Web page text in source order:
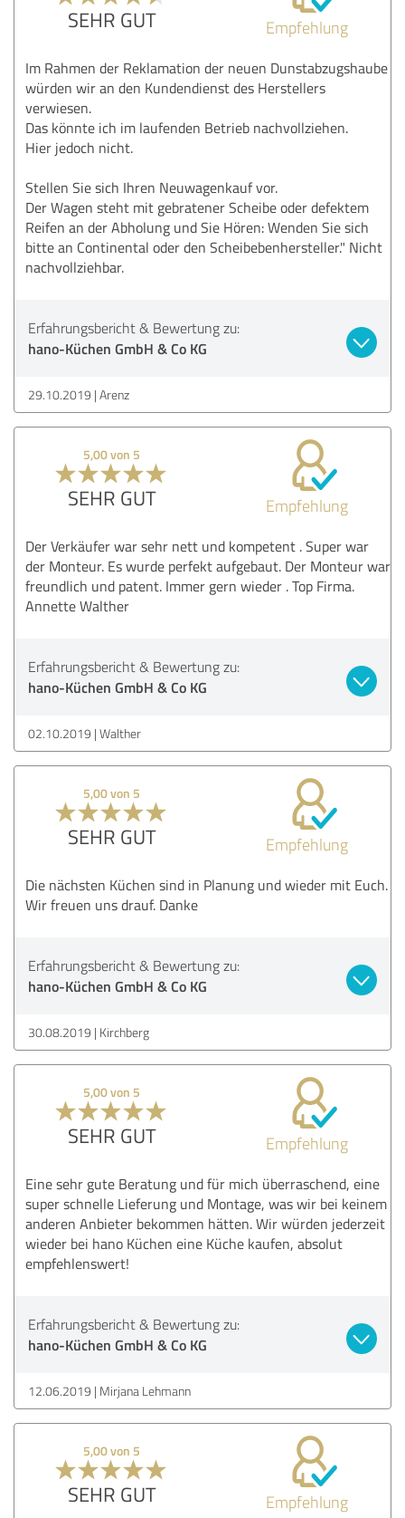
SEHR GUT Empfehlung
Im Rahmen der Reklamation der neuen Dunstabzugshaube
würden wir an den Kundendienst des Herstellers
verwiesen.
Das könnte ich im laufenden Betrieb nachvollziehen.
Hier jedoch nicht.
Stellen Sie sich Ihren Neuwagenkauf vor.
Der Wagen steht mit gebratener Scheibe oder defektem
Reifen an der Abholung und Sie Hören: Wenden Sie sich
bitte an Continental oder den Scheibebenhersteller." Nicht
nachvollziehbar.
Erfahrungsbericht & Bewertung zu:
hano-Küchen GmbH & Co KG
29.10.2019 Arenz
5,00 von 5
SEHR GUT Empfehlung
Der Verkäufer war sehr nett und kompetent . Super war
der Monteur. Es wurde perfekt aufgebaut. Der Monteur war
freundlich und patent. Immer gern wieder . Top Firma.
Annette Walther
Erfahrungsbericht & Bewertung zu:
hano-Küchen GmbH & Co KG
02.10.2019 Walther
5,00 von 5
SEHR GUT Empfehlung
Die nächsten Küchen sind in Planung und wieder mit Euch.
Wir freuen uns drauf. Danke
Erfahrungsbericht & Bewertung zu:
hano-Küchen GmbH & Co KG
30.08.2019 Kirchberg
5,00 von 5
SEHR GUT Empfehlung
Eine sehr gute Beratung und für mich überraschend, eine
super schnelle Lieferung und Montage, was wir bei keinem
anderen Anbieter bekommen hätten. Wir würden jederzeit
wieder bei hano Küchen eine Küche kaufen, absolut
empfehlenswert!
Erfahrungsbericht & Bewertung zu:
hano-Küchen GmbH & Co KG
12.06.2019 Mirjana Lehmann
5,00 von 5
SEHR GUT Empfehlung